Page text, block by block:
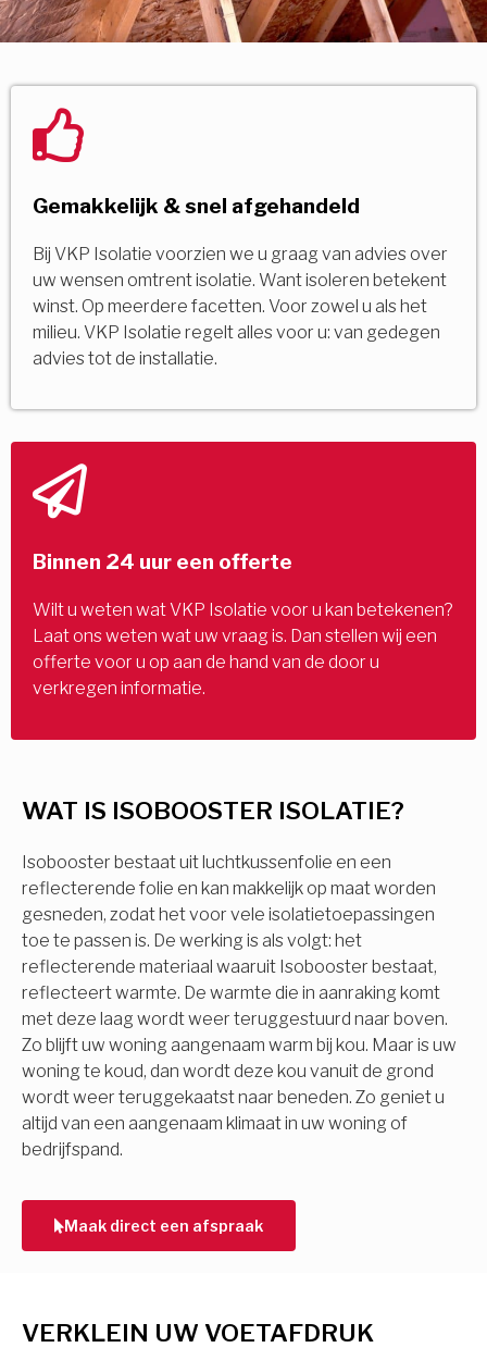
WAT IS ISOBOOSTER ISOLATIE?
Isobooster bestaat uit luchtkussenfolie en een
reflecterende folie en kan makkelijk op maat worden
gesneden, zodat het voor vele isolatietoepassingen
toe te passen is. De werking is als volgt: het
reflecterende materiaal waaruit Isobooster bestaat,
reflecteert warmte. De warmte die in aanraking komt
met deze laag wordt weer teruggestuurd naar boven.
Zo blijft uw woning aangenaam warm bij kou. Maar is uw
woning te koud, dan wordt deze kou vanuit de grond
wordt weer teruggekaatst naar beneden. Zo geniet u
altijd van een aangenaam klimaat in uw woning of
bedrijfspand.
Maak direct een afspraak
Gemakkelijk & snel afgehandeld
Bij VKP Isolatie voorzien we u graag van advies over
uw wensen omtrent isolatie. Want isoleren betekent
winst. Op meerdere facetten. Voor zowel u als het
milieu. VKP Isolatie regelt alles voor u: van gedegen
advies tot de installatie.
Binnen 24 uur een offerte
Wilt u weten wat VKP Isolatie voor u kan betekenen?
Laat ons weten wat uw vraag is. Dan stellen wij een
offerte voor u op aan de hand van de door u
verkregen informatie.
VERKLEIN UW VOETAFDRUK